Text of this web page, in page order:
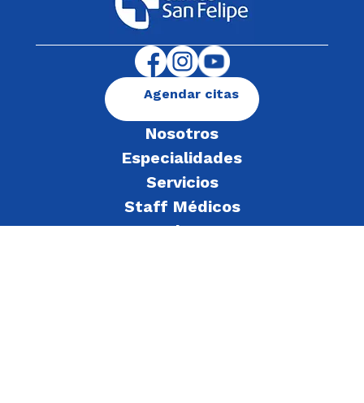
Nosotros
Especialidades
Servicios
Staff Médicos
Blog
Agendar citas